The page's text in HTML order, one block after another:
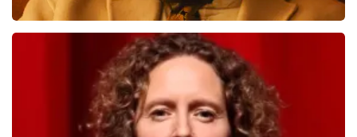
Teddy Swims
laatste 30 minuten
BESTEL NU